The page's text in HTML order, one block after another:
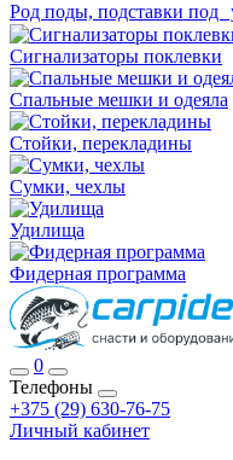
Род поды, подставки под
Сигнализаторы поклевки
Спальные мешки и одеяла
Стойки, перекладины
Сумки, чехлы
Удилища
Фидерная программа
0
Телефоны
+375 (29) 630-76-75
Личный кабинет